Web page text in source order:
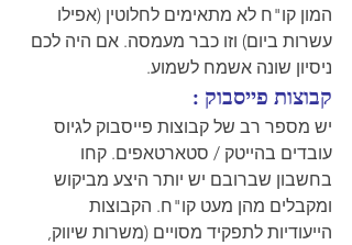
המון קו"ח לא מתאימים לחלוטין (אפילו
עשרות ביום) וזו כבר מעמסה. אם היה לכם
ניסיון שונה אשמח לשמוע.
קבוצות פייסבוק :
יש מספר רב של קבוצות פייסבוק לגיוס
עובדים בהייטק / סטארטאפים. קחו
בחשבון שברובם יש יותר היצע מביקוש
ומקבלים מהן מעט קו"ח. הקבוצות
הייעודיות לתפקיד מסויים (משרות שיווק,